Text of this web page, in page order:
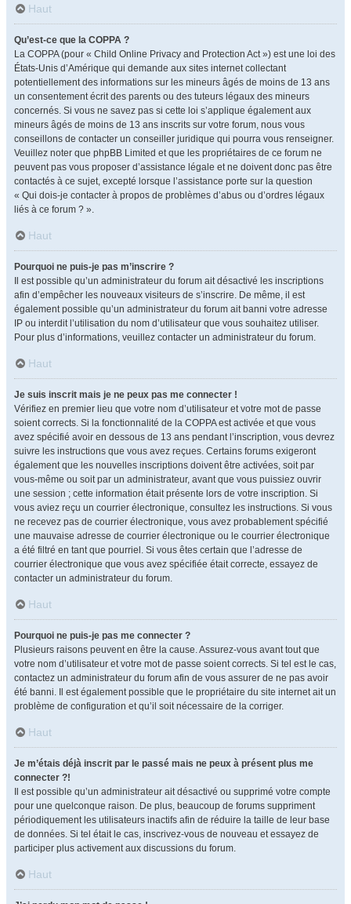
Haut
Qu’est-ce que la COPPA ?
La COPPA (pour « Child Online Privacy and Protection Act ») est une loi des
États-Unis d’Amérique qui demande aux sites internet collectant
potentiellement des informations sur les mineurs âgés de moins de 13 ans
un consentement écrit des parents ou des tuteurs légaux des mineurs
concernés. Si vous ne savez pas si cette loi s’applique également aux
mineurs âgés de moins de 13 ans inscrits sur votre forum, nous vous
conseillons de contacter un conseiller juridique qui pourra vous renseigner.
Veuillez noter que phpBB Limited et que les propriétaires de ce forum ne
peuvent pas vous proposer d’assistance légale et ne doivent donc pas être
contactés à ce sujet, excepté lorsque l’assistance porte sur la question
« Qui dois-je contacter à propos de problèmes d’abus ou d’ordres légaux
liés à ce forum ? ».
Haut
Pourquoi ne puis-je pas m’inscrire ?
Il est possible qu’un administrateur du forum ait désactivé les inscriptions
afin d’empêcher les nouveaux visiteurs de s’inscrire. De même, il est
également possible qu’un administrateur du forum ait banni votre adresse
IP ou interdit l’utilisation du nom d’utilisateur que vous souhaitez utiliser.
Pour plus d’informations, veuillez contacter un administrateur du forum.
Haut
Je suis inscrit mais je ne peux pas me connecter !
Vérifiez en premier lieu que votre nom d’utilisateur et votre mot de passe
soient corrects. Si la fonctionnalité de la COPPA est activée et que vous
avez spécifié avoir en dessous de 13 ans pendant l’inscription, vous devrez
suivre les instructions que vous avez reçues. Certains forums exigeront
également que les nouvelles inscriptions doivent être activées, soit par
vous-même ou soit par un administrateur, avant que vous puissiez ouvrir
une session ; cette information était présente lors de votre inscription. Si
vous aviez reçu un courrier électronique, consultez les instructions. Si vous
ne recevez pas de courrier électronique, vous avez probablement spécifié
une mauvaise adresse de courrier électronique ou le courrier électronique
a été filtré en tant que pourriel. Si vous êtes certain que l’adresse de
courrier électronique que vous avez spécifiée était correcte, essayez de
contacter un administrateur du forum.
Haut
Pourquoi ne puis-je pas me connecter ?
Plusieurs raisons peuvent en être la cause. Assurez-vous avant tout que
votre nom d’utilisateur et votre mot de passe soient corrects. Si tel est le cas,
contactez un administrateur du forum afin de vous assurer de ne pas avoir
été banni. Il est également possible que le propriétaire du site internet ait un
problème de configuration et qu’il soit nécessaire de la corriger.
Haut
Je m’étais déjà inscrit par le passé mais ne peux à présent plus me
connecter ?!
Il est possible qu’un administrateur ait désactivé ou supprimé votre compte
pour une quelconque raison. De plus, beaucoup de forums suppriment
périodiquement les utilisateurs inactifs afin de réduire la taille de leur base
de données. Si tel était le cas, inscrivez-vous de nouveau et essayez de
participer plus activement aux discussions du forum.
Haut